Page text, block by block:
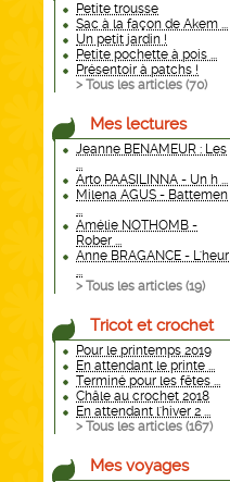
Petite trousse
Sac à la façon de Akem ...
Un petit jardin !
Petite pochette à pois ...
Présentoir à patchs !
> Tous les articles (70)
Mes lectures
Jeanne BENAMEUR : Les
...
Arto PAASILINNA - Un h ...
Milena AGUS - Battemen
...
Amélie NOTHOMB -
Rober ...
Anne BRAGANCE - L'heur
...
> Tous les articles (19)
Tricot et crochet
Pour le printemps 2019
En attendant le printe ...
Terminé pour les fêtes ...
Châle au crochet 2018
En attendant l'hiver 2 ...
> Tous les articles (167)
Mes voyages